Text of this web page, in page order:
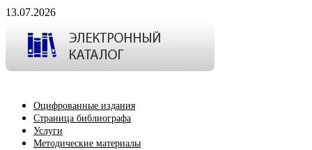
13.07.2026
Оцифрованные издания
Страница библиографа
Услуги
Методические материалы